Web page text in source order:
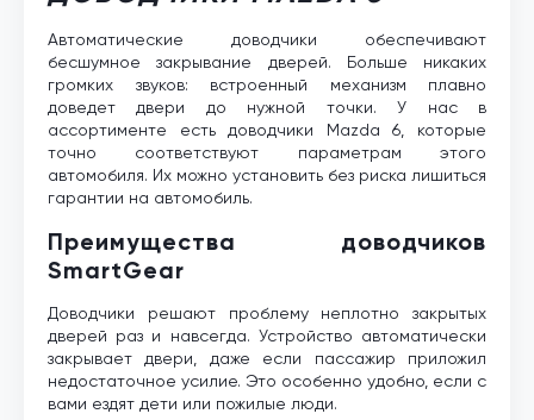
Автоматические доводчики обеспечивают
бесшумное закрывание дверей. Больше никаких
громких звуков: встроенный механизм плавно
доведет двери до нужной точки. У нас в
ассортименте есть доводчики Mazda 6, которые
точно соответствуют параметрам этого
автомобиля. Их можно установить без риска лишиться
гарантии на автомобиль.
Преимущества доводчиков
SmartGear
Доводчики решают проблему неплотно закрытых
дверей раз и навсегда. Устройство автоматически
закрывает двери, даже если пассажир приложил
недостаточное усилие. Это особенно удобно, если с
вами ездят дети или пожилые люди.